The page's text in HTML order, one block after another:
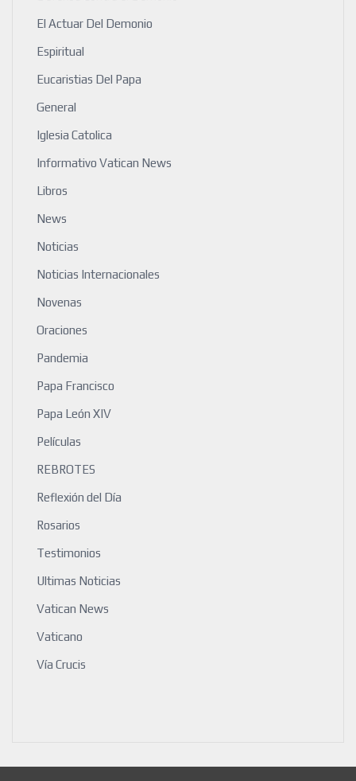
El Actuar Del Demonio
Espiritual
Eucaristias Del Papa
General
Iglesia Catolica
Informativo Vatican News
Libros
News
Noticias
Noticias Internacionales
Novenas
Oraciones
Pandemia
Papa Francisco
Papa León XIV
Películas
REBROTES
Reflexión del Día
Rosarios
Testimonios
Ultimas Noticias
Vatican News
Vaticano
Vía Crucis